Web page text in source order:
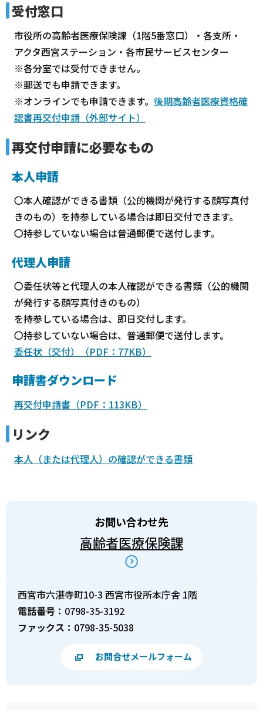
受付窓口
市役所の高齢者医療保険課（1階5番窓口）・各支所・
アクタ西宮ステーション・各市民サービスセンター
※各分室では受付できません。
※郵送でも申請できます。
※オンラインでも申請できます。 後期高齢者医療資格確
認書再交付申請（外部サイト）
再交付申請に必要なもの
本人申請
〇本人確認ができる書類（公的機関が発行する顔写真付
きのもの）を持参している場合は即日交付できます。
〇持参していない場合は普通郵便で送付します。
代理人申請
〇委任状等と代理人の本人確認ができる書類（公的機関
が発行する顔写真付きのもの）
を持参している場合は、即日交付します。
〇持参していない場合は、普通郵便で送付します。
委任状（交付）（PDF：77KB）
申請書ダウンロード
再交付申請書（PDF：113KB）
リンク
本人（または代理人）の確認ができる書類
お問い合わせ先
高齢者医療保険課
西宮市六湛寺町10-3 西宮市役所本庁舎 1階
電話番号： 0798-35-3192
ファックス： 0798-35-5038
お問合せメールフォーム